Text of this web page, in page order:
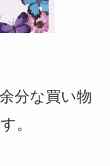
分な買い物
。